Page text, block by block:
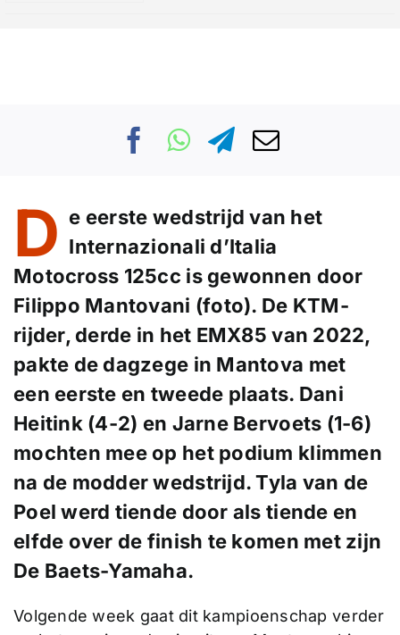
D e eerste wedstrijd van het
Internazionali d’Italia
Motocross 125cc is gewonnen door
Filippo Mantovani (foto). De KTM-
rijder, derde in het EMX85 van 2022,
pakte de dagzege in Mantova met
een eerste en tweede plaats. Dani
Heitink (4-2) en Jarne Bervoets (1-6)
mochten mee op het podium klimmen
na de modder wedstrijd. Tyla van de
Poel werd tiende door als tiende en
elfde over de finish te komen met zijn
De Baets-Yamaha.
Volgende week gaat dit kampioenschap verder